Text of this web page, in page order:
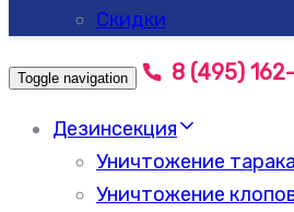
Скидки
Toggle navigation 8 (495)
Дезинсекция
Уничтожение
Уничтожение